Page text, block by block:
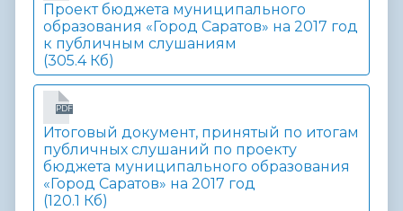
Проект бюджета муниципального
образования «Город Саратов» на 2017 год
к публичным слушаниям
(305.4 Кб)
PDF
Итоговый документ, принятый по итогам
публичных слушаний по проекту
бюджета муниципального образования
«Город Саратов» на 2017 год
(120.1 Кб)